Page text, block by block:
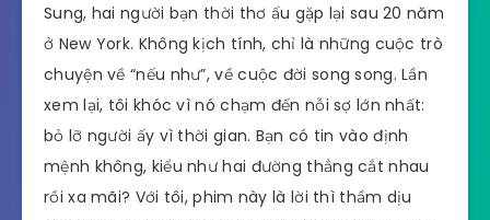
Sung, hai người bạn thời thơ ấu gặp lại sau 20 năm
ở New York. Không kịch tính, chỉ là những cuộc trò
chuyện về “nếu như”, về cuộc đời song song. Lần
xem lại, tôi khóc vì nó chạm đến nỗi sợ lớn nhất:
bỏ lỡ người ấy vì thời gian. Bạn có tin vào định
mệnh không, kiểu như hai đường thẳng cắt nhau
rồi xa mãi? Với tôi, phim này là lời thì thầm dịu